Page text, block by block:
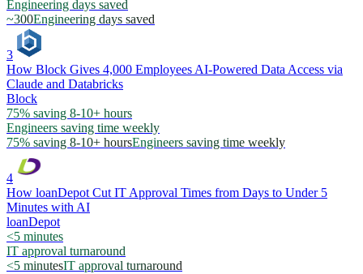
Engineering days saved
~300Engineering days saved
3
How Block Gives 4,000 Employees AI-Powered Data Access via
Claude and Databricks
Block
75% saving 8-10+ hours
Engineers saving time weekly
75% saving 8-10+ hoursEngineers saving time weekly
4
How loanDepot Cut IT Approval Times from Days to Under 5
Minutes with AI
loanDepot
<5 minutes
IT approval turnaround
<5 minutesIT approval turnaround